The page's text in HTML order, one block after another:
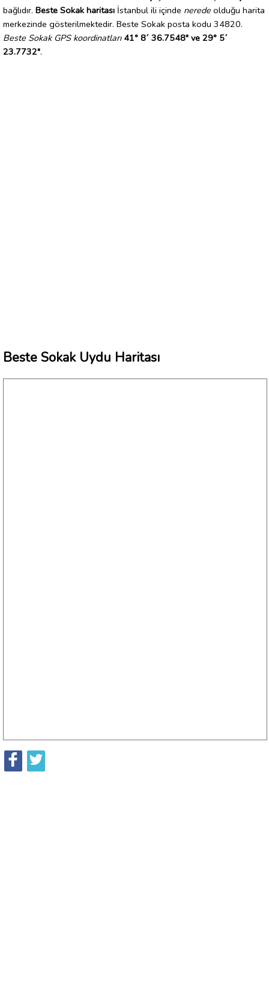
bağlıdır. Beste Sokak haritası İstanbul ili içinde nerede olduğu harita
merkezinde gösterilmektedir. Beste Sokak posta kodu 34820.
Beste Sokak GPS koordinatları 41° 8´ 36.7548" ve 29° 5´
23.7732".
Beste Sokak Uydu Haritası